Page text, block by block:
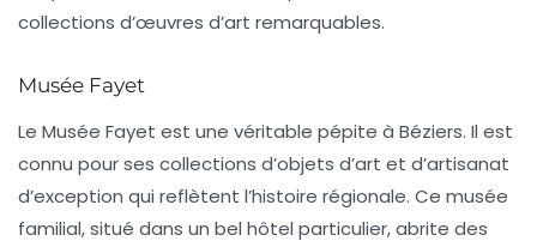
collections d’œuvres d’art remarquables.
Musée Fayet
Le Musée Fayet est une véritable pépite à Béziers. Il est
connu pour ses collections d’objets d’art et d’artisanat
d’exception qui reflètent l’histoire régionale. Ce musée
familial, situé dans un bel hôtel particulier, abrite des